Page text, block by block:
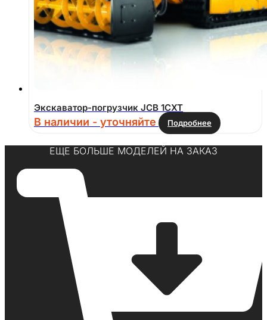
Экскаватор-погрузчик JCB 1CXT
В наличии - уточняйте Подробнее
ЕЩЕ БОЛЬШЕ МОДЕЛЕЙ НА ЗАКАЗ